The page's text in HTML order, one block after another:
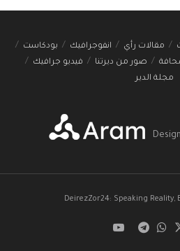
مقالات رأي انفوجرافيك
بودكاست
صور من ديرتنا
فيديو جرافيك
مجلة الدير
DeirezZor24: Speaking Reality,